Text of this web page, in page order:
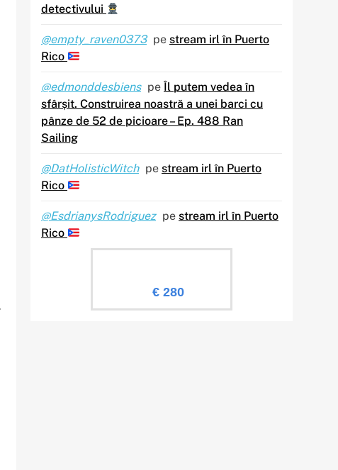
detectivului
@empty_raven0373 pe stream irl în Puerto
Rico
@edmonddesbiens pe Îl putem vedea în
sfârșit. Construirea noastră a unei barci cu
pânze de 52 de picioare – Ep. 488 Ran
Sailing
@DatHolisticWitch pe stream irl în Puerto
Rico
@EsdrianysRodriguez pe stream irl în Puerto
Rico
€ 280